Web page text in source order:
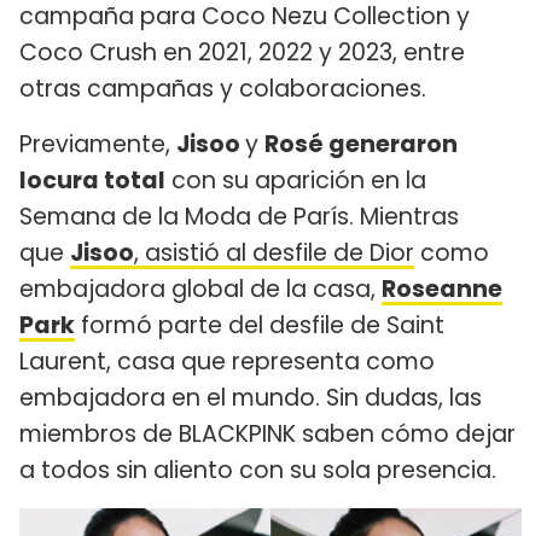
campaña para Coco Nezu Collection y
Coco Crush en 2021, 2022 y 2023, entre
otras campañas y colaboraciones.
Previamente, Jisooy Rosé generaron
locura total con su aparición en la
Semana de la Moda de París. Mientras
que Jisoo, asistió al desfile de Dior como
embajadora global de la casa, Roseanne
Park formó parte del desfile de Saint
Laurent, casa que representa como
embajadora en el mundo. Sin dudas, las
miembros de BLACKPINK saben cómo dejar
a todos sin aliento con su sola presencia.